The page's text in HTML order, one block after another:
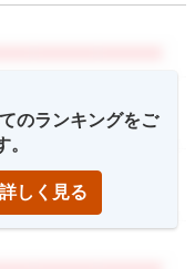
のランキングをご
。
しく見る